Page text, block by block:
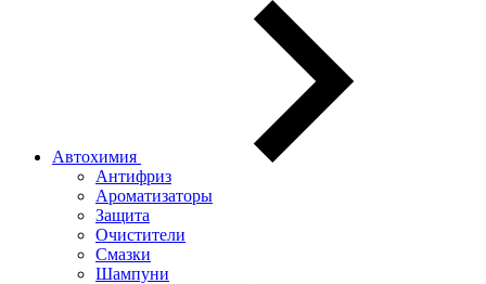
Автохимия
Антифриз
Ароматизаторы
Защита
Очистители
Смазки
Шампуни